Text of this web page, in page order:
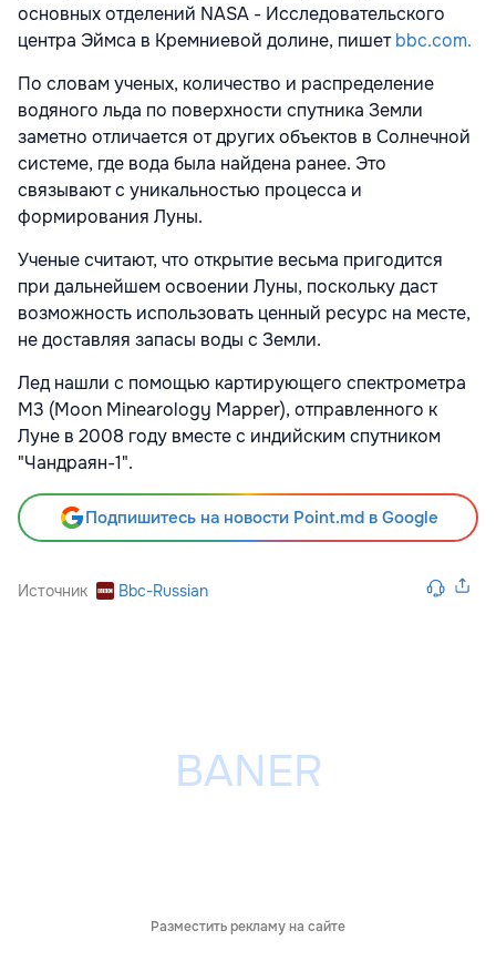
основных отделений NASA - Исследовательского
центра Эймса в Кремниевой долине, пишетbbc.com.
По словам ученых, количество и распределение
водяного льда по поверхности спутника Земли
заметно отличается от других объектов в Солнечной
системе, где вода была найдена ранее. Это
связывают с уникальностью процесса и
формирования Луны.
Ученые считают, что открытие весьма пригодится
при дальнейшем освоении Луны, поскольку даст
возможность использовать ценный ресурс на месте,
не доставляя запасы воды с Земли.
Лед нашли с помощью картирующего спектрометра
М3 (Moon Minearology Mapper), отправленного к
Луне в 2008 году вместе с индийским спутником
"Чандраян-1".
Подпишитесь на новости Point.md в Google
Источник Bbc-Russian
Разместить рекламу на сайте